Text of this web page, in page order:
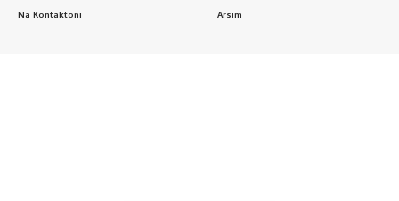
Na Kontaktoni Arsim